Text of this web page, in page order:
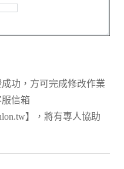
功，方可完成修改作業
信箱
】，將有專人協助